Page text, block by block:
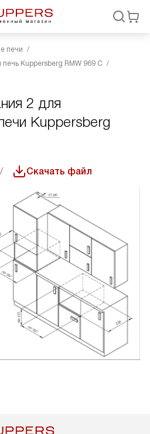
печи
Kuppersberg RMW 969 C
2 для
Kuppersberg
Скачать файл